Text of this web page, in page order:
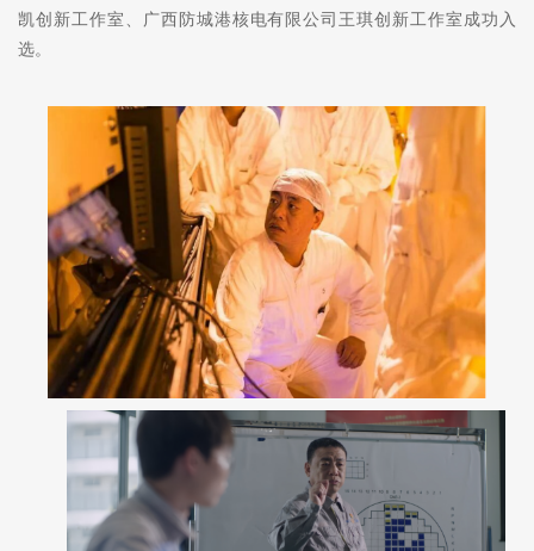
凯创新工作室、广西防城港核电有限公司王琪创新工作室成功入
选。